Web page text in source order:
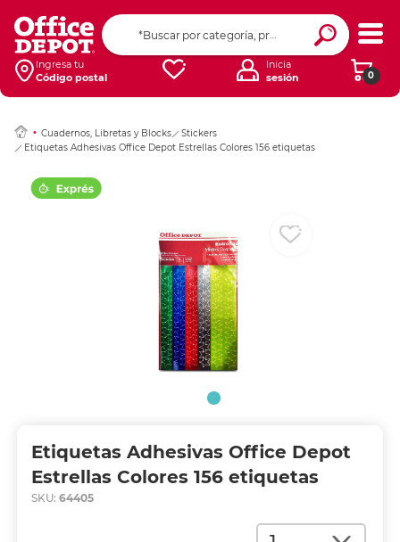
Ingresa tu
Código postal
0
Inicia
sesión
Cuadernos, Libretas y Blocks
Stickers
Etiquetas Adhesivas Office Depot Estrellas Colores 156 etiquetas
Etiquetas Adhesivas Office Depot
Estrellas Colores 156 etiquetas
SKU: 64405
Cantidad
Ingresar Codigo